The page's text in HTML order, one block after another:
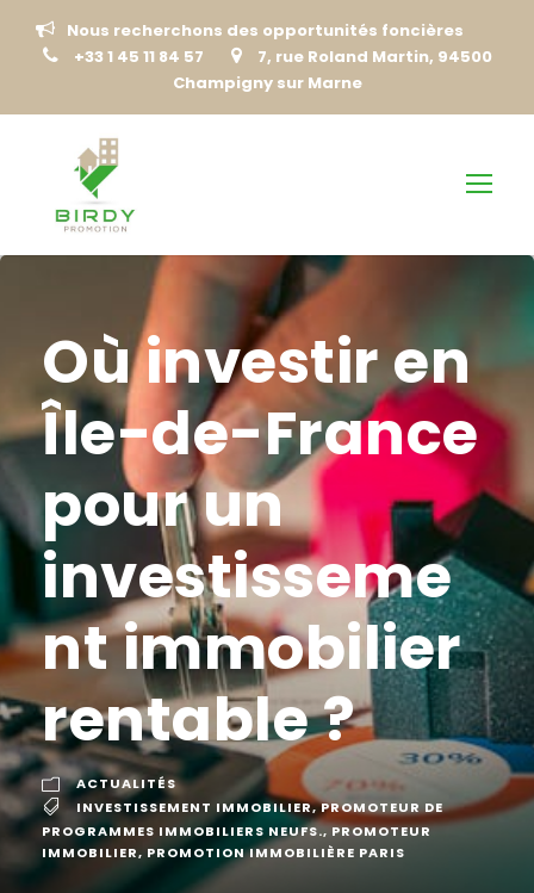
Nous recherchons des opportunités foncières
+33 1 45 11 84 57
7, rue Roland Martin, 94500
Champigny sur Marne
Où investir en
Île-de-France
pour un
investisseme
nt immobilier
rentable ?
ACTUALITÉS
INVESTISSEMENT IMMOBILIER,PROMOTEUR DE
PROGRAMMES IMMOBILIERS NEUFS., PROMOTEUR
IMMOBILIER, PROMOTION IMMOBILIÈRE PARIS